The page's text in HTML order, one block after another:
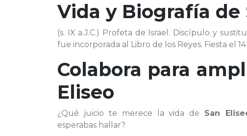
Vida y Biografía de
(s. IX a.J.C.) Profeta de Israel. Discípulo y
fue incorporada al Libro de los Reyes. Fiesta el
Colabora para
Eliseo
¿Qué juicio te merece la vida de San
esperabas hallar?